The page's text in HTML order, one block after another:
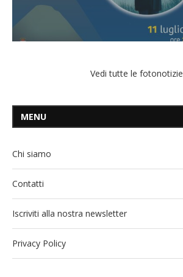
Vedi tutte le fotonotizie
MENU
Chi siamo
Contatti
Iscriviti alla nostra newsletter
Privacy Policy